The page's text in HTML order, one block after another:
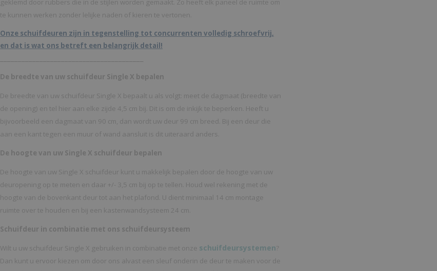
geklemd door rubbers die in de stijlen worden gemaakt. Zo heeft elk paneel de ruimte om
te kunnen werken zonder lelijke naden of kieren te vertonen.
Onze schuifdeuren zijn in tegenstelling tot concurrenten volledig schroefvrij,
en dat is wat ons betreft een belangrijk detail!
De breedte van uw schuifdeur Single X bepalen
De breedte van uw schuifdeur Single X bepaalt u als volgt: meet de dagmaat (breedte van
de opening) en tel hier aan elke zijde 4,5 cm bij. Dit is om de inkijk te beperken. Heeft u
bijvoorbeeld een dagmaat van 90 cm, dan wordt uw deur 99 cm breed. Bij een deur die
aan een kant tegen een muur of wand aansluit is dit uiteraard anders.
De hoogte van uw Single X schuifdeur bepalen
De hoogte van uw Single X schuifdeur kunt u makkelijk bepalen door de hoogte van uw
deuropening op te meten en daar +/- 3,5 cm bij op te tellen. Houd wel rekening met de
hoogte van de bovenkant deur tot aan het plafond. U dient minimaal 14 cm montage
ruimte over te houden en bij een kastenwandsysteem 24 cm.
Schuifdeur in combinatie met ons schuifdeursysteem
Wilt u uw schuifdeur Single X gebruiken in combinatie met onze schuifdeursystemen
Dan kunt u ervoor kiezen om door ons alvast een sleuf onderin de deur te maken voor de